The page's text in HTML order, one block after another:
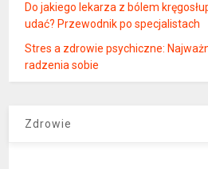
Do jakiego lekarza z bólem
udać? Przewodnik po specjalistach
Stres a zdrowie psychiczne:
radzenia sobie
Zdrowie